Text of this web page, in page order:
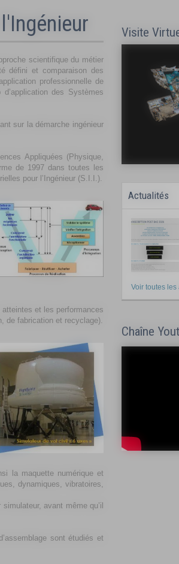
scientifique du métier
défini et comparaison des
professionnelle de
des Systèmes
sur la démarche ingénieur
Appliquées (Physique,
de 1997 dans toutes les
pour l’Ingénieur (S.I.I.).
et les performances
de fabrication et recyclage).
la maquette numérique et
dynamiques, vibratoires,
avant même qu’il
sont étudiés et
Visite
Actualités
Voir toutes les
Chaîne